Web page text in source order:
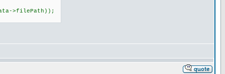
>filePath));